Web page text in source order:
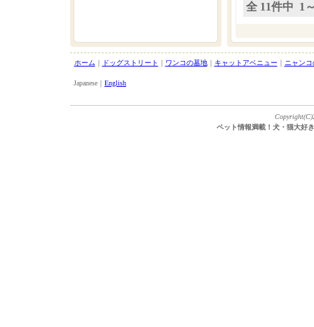
全 11件中 1
ホーム ｜ ドッグストリート ｜ ワンコの墓地｜ キャットアベニュー ｜ ニャン
Japanese｜ English
ペット情報満載！犬・猫大好